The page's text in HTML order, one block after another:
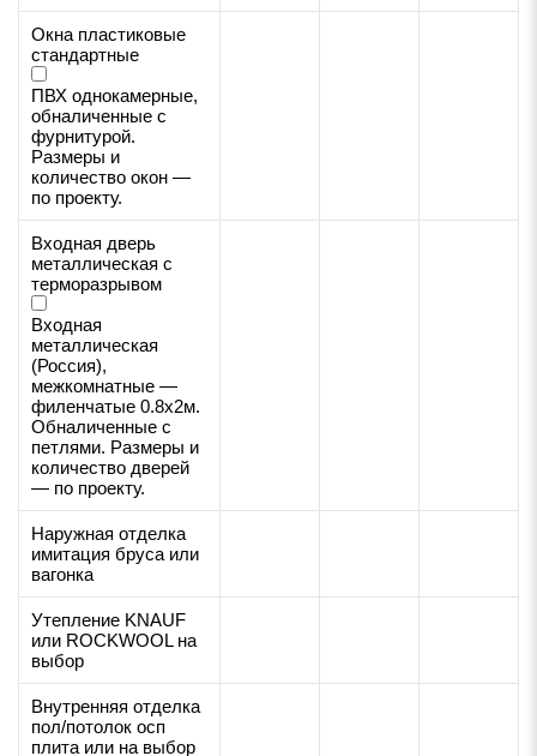
Окна пластиковые
стандартные
ПВХ однокамерные,
обналиченные с
фурнитурой.
Размеры и
количество окон —
по проекту.
Входная дверь
металлическая с
терморазрывом
Входная
металлическая
(Россия),
межкомнатные —
филенчатые 0.8х2м.
Обналиченные с
петлями. Размеры и
количество дверей
— по проекту.
Наружная отделка
имитация бруса или
вагонка
Утепление KNAUF
или ROCKWOOL на
выбор
Внутренняя отделка
пол/потолок осп
плита или на выбор